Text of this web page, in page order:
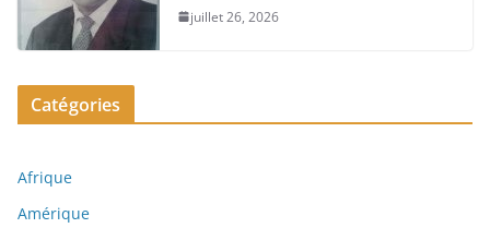
juillet 26, 2026
Catégories
Afrique
Amérique